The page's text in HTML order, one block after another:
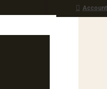
Account